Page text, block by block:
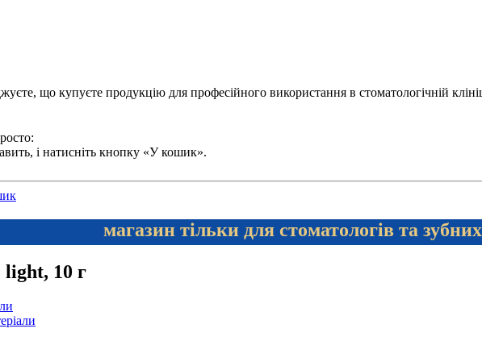
що купуєте продукцію для професійного використання в стоматологічній
і натисніть кнопку «У кошик».
магазин тільки для стоматологів та
10 г